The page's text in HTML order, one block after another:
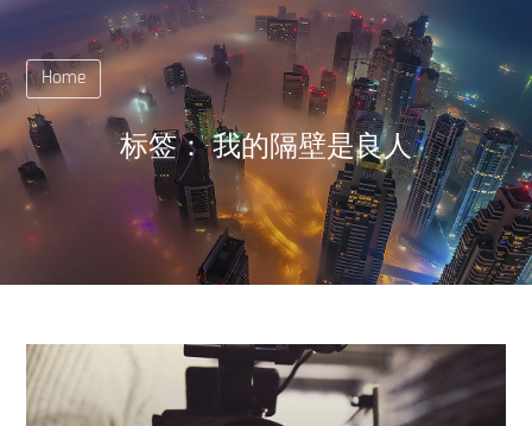
Home
标签：我的隔壁是良人